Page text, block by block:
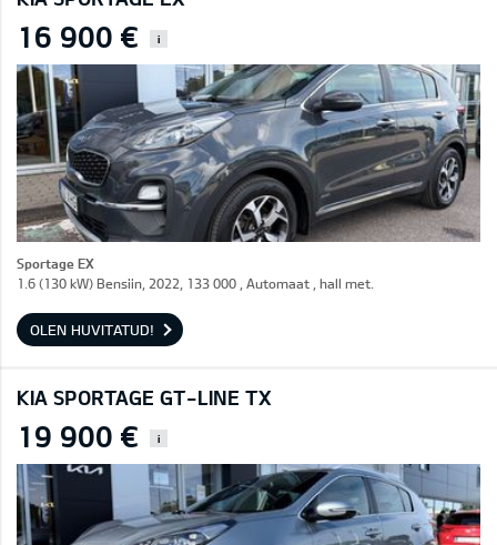
16 900 € i
Sportage EX
1.6 (130 kW) Bensiin, 2022, 133 000 , Automaat , hall met.
OLEN HUVITATUD!
KIA SPORTAGE GT-LINE TX
19 900 € i